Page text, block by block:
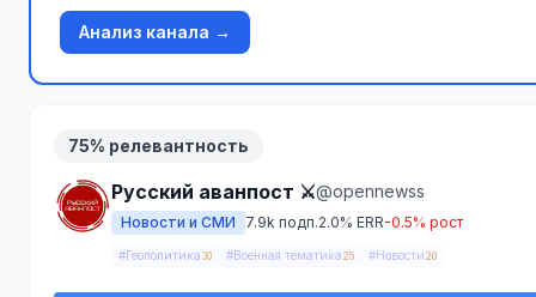
Анализ канала →
75% релевантность
Русский аванпост ⚔️@opennewss
Новости и СМИ 7.9k подп.2.0% ERR-0.5% рост
#Геополитика 30 #Военная тематика 25 #Новости 20